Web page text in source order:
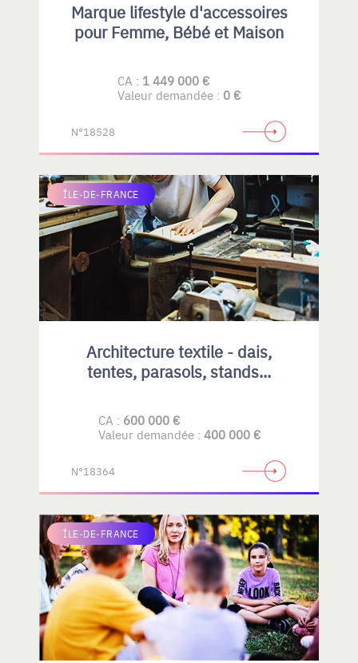
Marque lifestyle d'accessoires
pour Femme, Bébé et Maison
CA : 1 449 000 €
Valeur demandée : 0 €
N°18528
ÎLE-DE-FRANCE
Architecture textile - dais,
tentes, parasols, stands...
CA : 600 000 €
Valeur demandée : 400 000 €
N°18364
ÎLE-DE-FRANCE